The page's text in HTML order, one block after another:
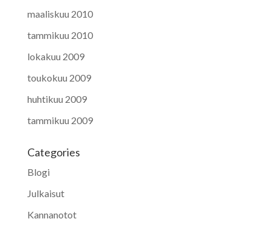
maaliskuu 2010
tammikuu 2010
lokakuu 2009
toukokuu 2009
huhtikuu 2009
tammikuu 2009
Categories
Blogi
Julkaisut
Kannanotot